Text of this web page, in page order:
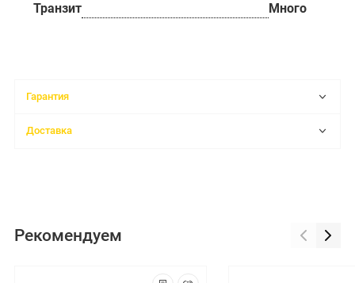
Транзит Много
Гарантия
Доставка
Рекомендуем